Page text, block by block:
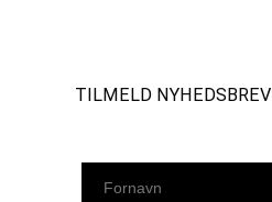
TILMELD NYHEDSBREV